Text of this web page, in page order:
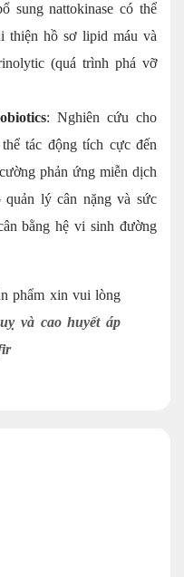
sung nattokinase có thể
thiện hồ sơ lipid máu và
(quá trình phá vỡ
: Nghiên cứu cho
tác động tích cực đến
phản ứng miễn dịch
lý cân nặng và sức
bằng hệ vi sinh đường
phẩm xin vui lòng
và cao huyết áp